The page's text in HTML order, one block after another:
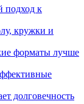
подход к
кружки и
форматы лучше
долговечность